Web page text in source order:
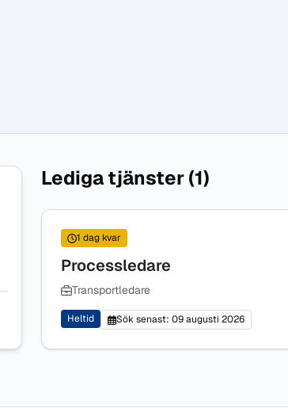
Lediga tjänster (1)
1 dag kvar
Processledare
Transportledare
Heltid Sök senast: 09 augusti 2026